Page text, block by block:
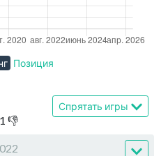
1 👎
Спрятать игры
Позиция